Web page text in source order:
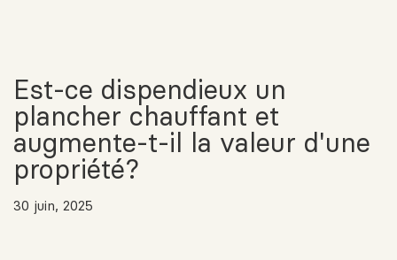
Est-ce dispendieux un
plancher chauffant et
augmente-t-il la valeur d'une
propriété?
30 juin, 2025